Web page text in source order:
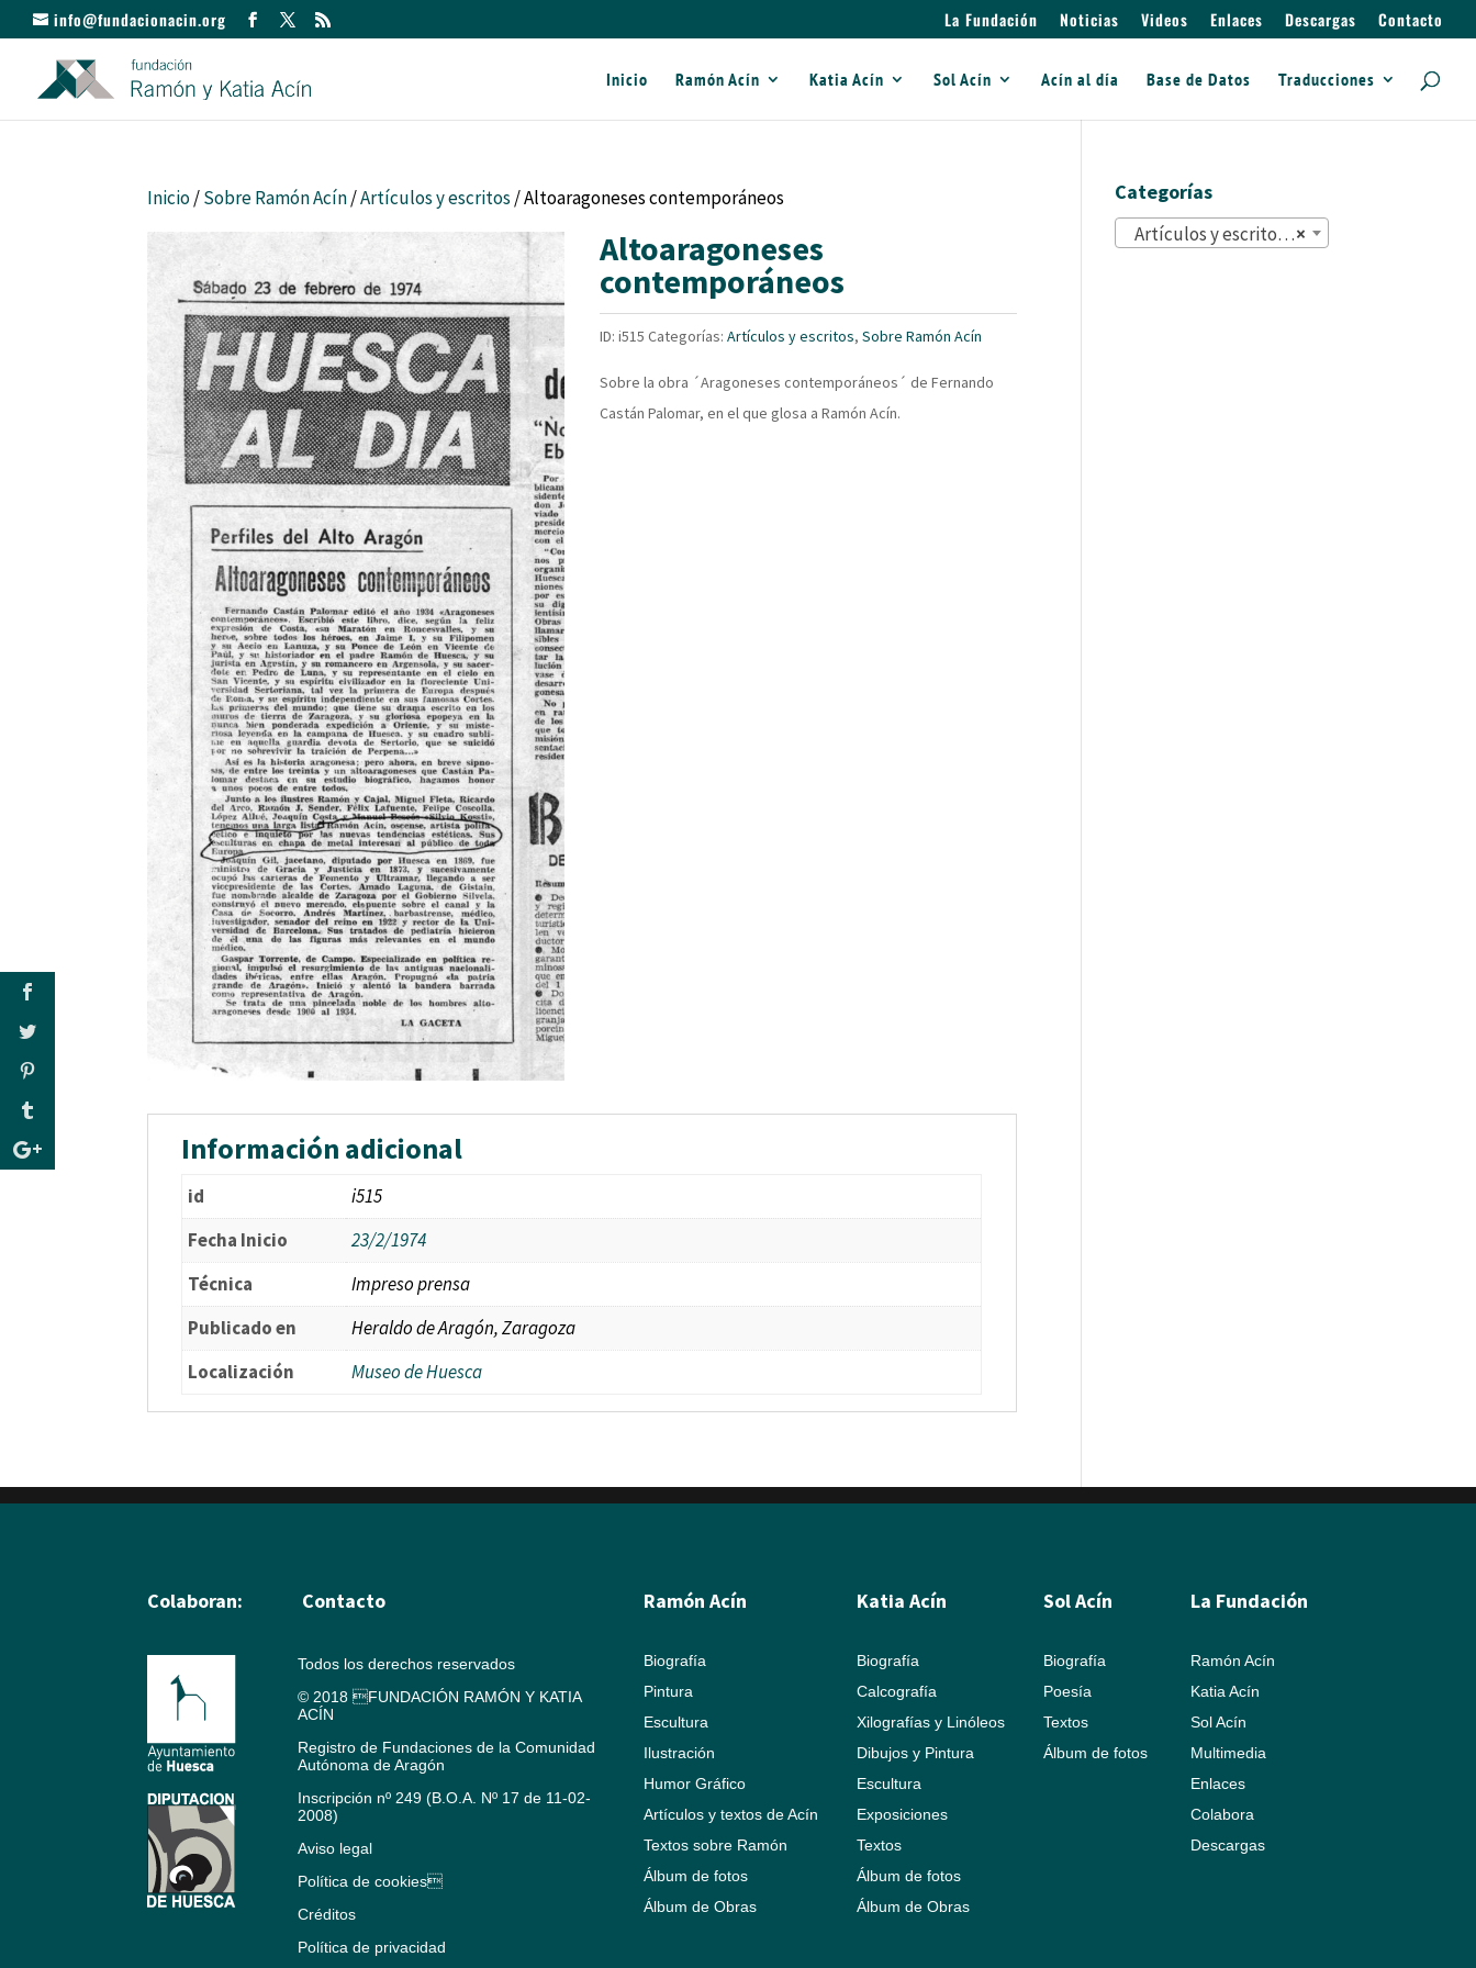
info@fundacionacin.org La Fundación Noticias Videos Enlaces Descargas Contacto
Inicio Ramón Acín Katia Acín Sol Acín Acín al día Base de Datos Traducciones
Inicio/Sobre Ramón Acín/Artículos y escritos / Altoaragoneses contemporáneos
Altoaragoneses
contemporáneos
ID:i515 Categorías:Artículos y escritos,Sobre Ramón Acín
Sobre la obra ´Aragoneses contemporáneos´ de Fernando
Castán Palomar, en el que glosa a Ramón Acín.
Información adicional
id
i515
Fecha Inicio
23/2/1974
Técnica
Impreso prensa
Publicado en
Heraldo de Aragón, Zaragoza
Localización
Museo de Huesca
Categorías
×
Artículos y escritos (822)
Colaboran: Contacto
Todos los derechos reservados
© 2018 FUNDACIÓN RAMÓN Y KATIA
ACÍN
Registro de Fundaciones de la Comunidad
Autónoma de Aragón
Inscripción nº 249 (B.O.A. Nº 17 de 11-02-
2008)
Aviso legal
Política de cookies
Créditos
Política de privacidad
Ramón Acín
Biografía
Pintura
Escultura
Ilustración
Humor Gráfico
Artículos y textos de Acín
Textos sobre Ramón
Álbum de fotos
Álbum de Obras
Katia Acín
Biografía
Calcografía
Xilografías y Linóleos
Dibujos y Pintura
Escultura
Exposiciones
Textos
Álbum de fotos
Álbum de Obras
Sol Acín
Biografía
Poesía
Textos
Álbum de fotos
La Fundación
Ramón Acín
Katia Acín
Sol Acín
Multimedia
Enlaces
Colabora
Descargas